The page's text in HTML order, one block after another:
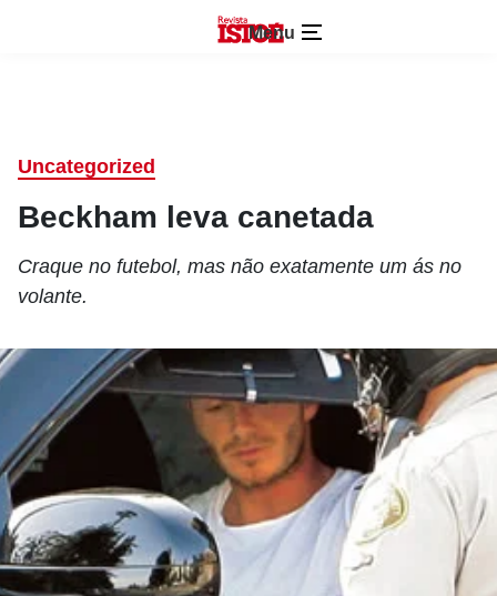
Menu
Uncategorized
Beckham leva canetada
Craque no futebol, mas não exatamente um ás no
volante.